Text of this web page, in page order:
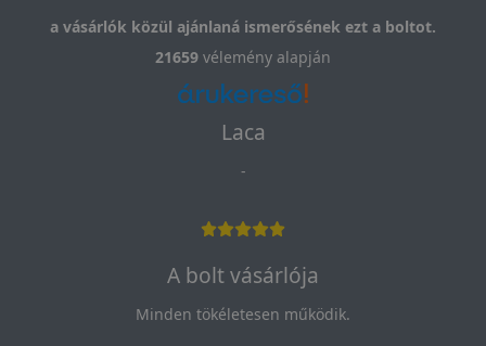
a vásárlók közül ajánlaná ismerősének ezt a boltot.
21659 vélemény alapján
Laca
-
A bolt vásárlója
Minden tökéletesen működik.